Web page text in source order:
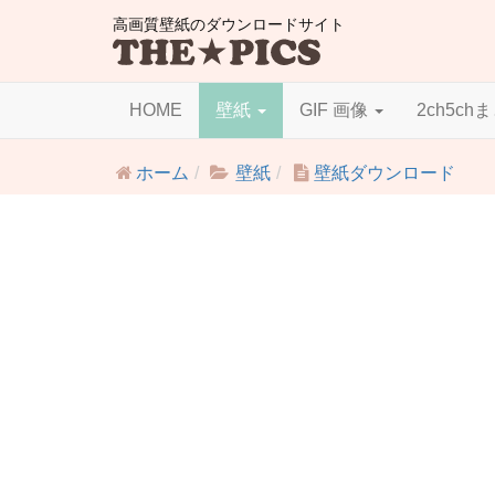
高画質壁紙のダウンロードサイト
HOME 壁紙 GIF 画像 2ch5ch
ホーム 壁紙 壁紙ダウンロード